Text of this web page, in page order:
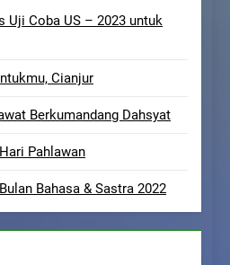
Uji Coba US – 2023 untuk
Cianjur
Berkumandang Dahsyat
Pahlawan
Bahasa & Sastra 2022